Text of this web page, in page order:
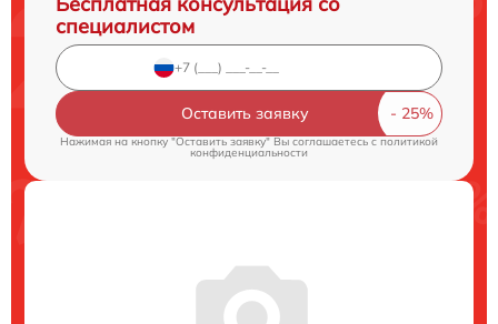
специалистом
Оставить заявку
Нажимая на кнопку "Оставить заявку" Вы соглашаетесь cполитикой
конфиденциальности